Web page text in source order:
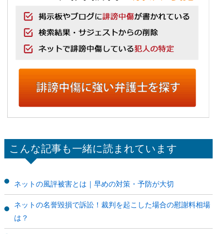
こんな記事も一緒に読まれています
ネットの風評被害とは｜早めの対策・予防が大切
ネットの名誉毀損で訴訟！裁判を起こした場合の慰謝料相場
は？